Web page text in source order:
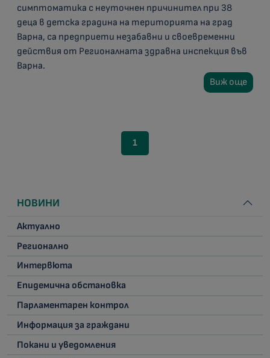
симптоматика с неуточнен причинител при 38
деца в детска градина на територията на град
Варна, са предприети незабавни и своевременни
действия от Регионалната здравна инспекция във
Варна.
Виж още
1
НОВИНИ
Актуално
Регионално
Интервюта
Епидемична обстановка
Парламентарен контрол
Информация за граждани
Покани и уведомления